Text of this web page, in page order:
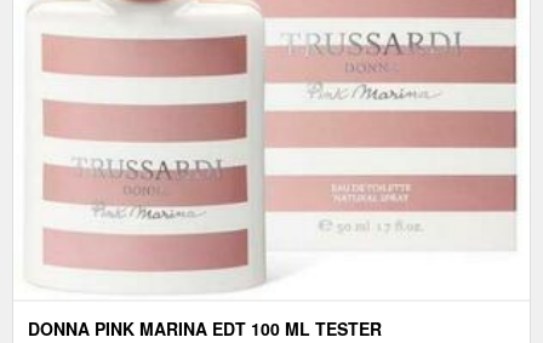
DONNA PINK MARINA EDT 100 ML TESTER